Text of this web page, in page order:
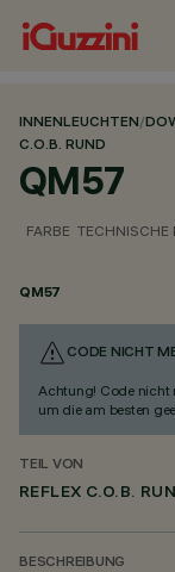
INNENLEUCHTEN/
C.O.B. RUND
QM57
FARBE TECHNISCHE
QM57
CODE NICHT
Achtung! Code nicht
um die am besten
TEIL VON
REFLEX C.O.B.
BESCHREIBUNG